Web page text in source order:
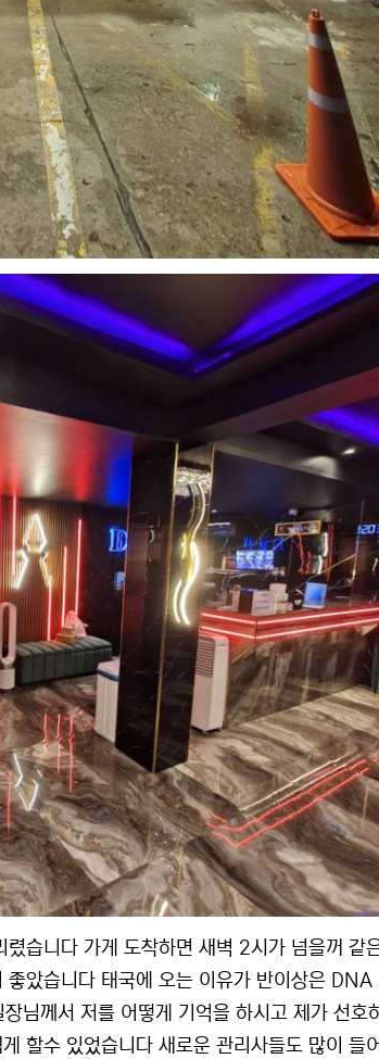
습니다 가게 도착하면 새벽 2시가 넘을꺼 같
았습니다 태국에 오는 이유가 반이상은 DNA
님께서 저를 어떻게 기억을 하시고 제가 선호
할수 있었습니다 새로운 관리사들도 많이 들